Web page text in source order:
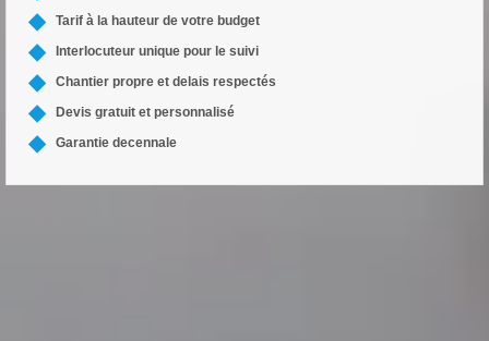
Tarif à la hauteur de votre budget
Interlocuteur unique pour le suivi
Chantier propre et delais respectés
Devis gratuit et personnalisé
Garantie decennale